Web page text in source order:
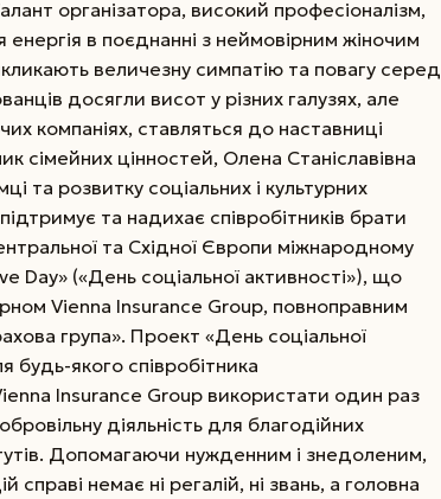
організатора, високий професіоналізм,
енергія в поєднанні з неймовірним жіночим
величезну симпатію та повагу серед
досягли висот у різних галузях, але
компаніях, ставляться до наставниці
сімейних цінностей, Олена Станіславівна
та розвитку соціальних і культурних
та надихає співробітників брати
та Східної Європи міжнародному
Day» («День соціальної активності»), що
Vienna Insurance Group, повноправним
група». Проект «День соціальної
будь-якого співробітника
Insurance Group використати один раз
діяльність для благодійних
Допомагаючи нуж­денним і знедоленим,
немає ні регалій, ні звань, а головна